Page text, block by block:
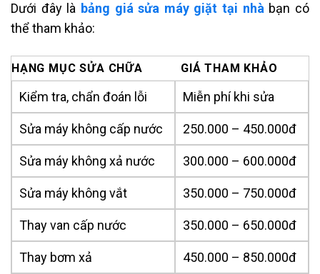
Dưới đây là bảng giá sửa máy giặt tại nhà bạn có
thể tham khảo:
HẠNG MỤC SỬA CHỮA GIÁ THAM KHẢO
Kiểm tra, chẩn đoán lỗi Miễn phí khi sửa
Sửa máy không cấp nước 250.000 – 450.000đ
Sửa máy không xả nước 300.000 – 600.000đ
Sửa máy không vắt 350.000 – 750.000đ
Thay van cấp nước 350.000 – 650.000đ
Thay bơm xả 450.000 – 850.000đ